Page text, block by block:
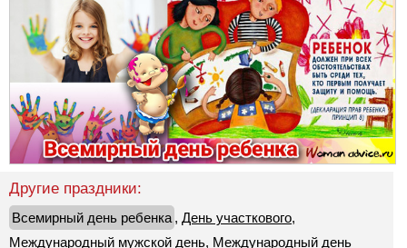
Другие праздники:
Всемирный день ребенка , День участкового,
Международный мужской день, Международный день